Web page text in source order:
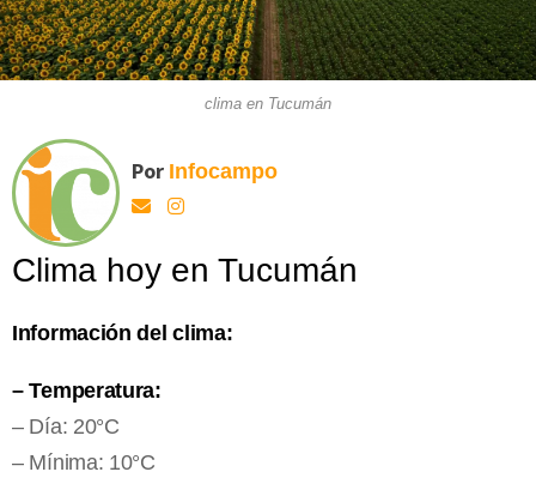
clima en Tucumán
Por Infocampo
Clima hoy en Tucumán
Información del clima:
– Temperatura:
– Día: 20°C
– Mínima: 10°C